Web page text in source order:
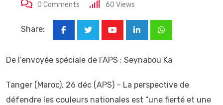
0 Comments 60 Views
Share:
LinkedInWhatsapp
De l’envoyée spéciale de l’APS : Seynabou Ka
Tanger (Maroc), 26 déc (APS) – La perspective de
défendre les couleurs nationales est “une fierté et une